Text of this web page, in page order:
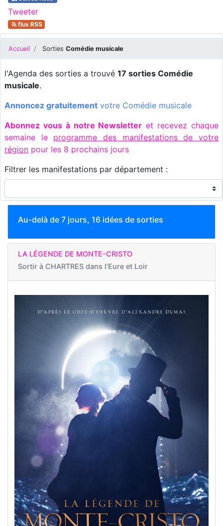
Tweeter
flux RSS
Accueil Sorties Comédie musicale
l'Agenda des sorties a trouvé 17 sorties Comédie
musicale.
Annoncez gratuitement votre Comédie musicale
Abonnez vous à notre Newsletter et recevez chaque
semaine le programme des manifestations de votre
région pour les 8 prochains jours
Filtrer les manifestations par département :
Au-delà de 7 jours, 16 idées de sorties
LA LÉGENDE DE MONTE-CRISTO
Sortir à CHARTRES dans l'Eure et Loir